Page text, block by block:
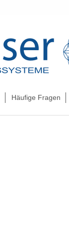
Häufige Fragen